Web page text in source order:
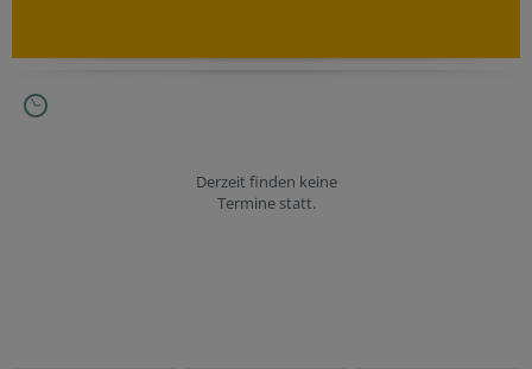
Derzeit finden keine
Termine statt.